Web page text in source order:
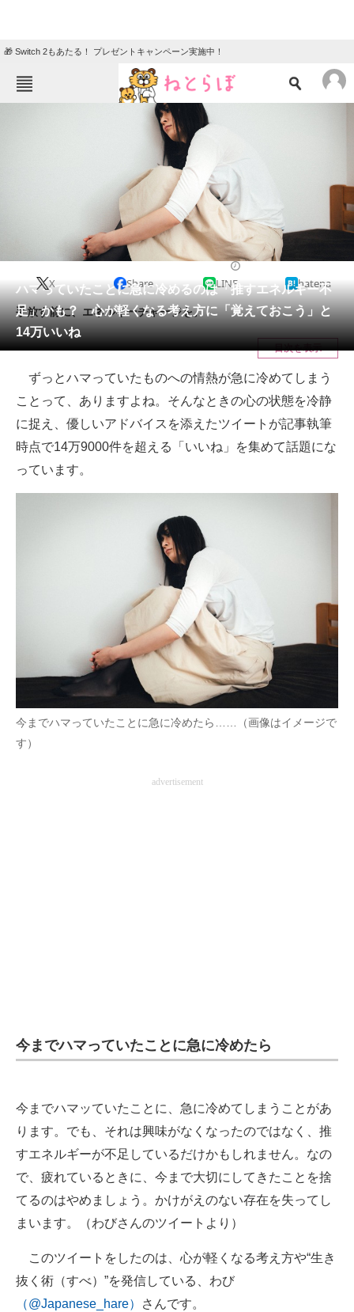
🎁 Switch 2もあたる！ プレゼントキャンペーン実施中！
ニュース
クイズ
教育・育児
リサーチ
会員記事
メディア
注目記事を集めた総合ページ
スマホと通信の最新トレンド
進化するPCとデバイスの未来
企業ITのトレンドを詳説
経営リーダーのコミュニティ
マーケ×ITの今がよく分かる
ITエンジニア向け専門サイト
企業向けIT製品の総合サイト
ハマっていたことに急に冷めるのは「推すエネルギー不
足」かも？ 心が軽くなる考え方に「覚えておこう」と
14万いいね
X Share LINE hatena
手放す前に、エネルギーチャージを。
目次を表示
ずっとハマっていたものへの情熱が急に冷めてしまう
ことって、ありますよね。そんなときの心の状態を冷静
に捉え、優しいアドバイスを添えたツイートが記事執筆
時点で14万9000件を超える「いいね」を集めて話題にな
っています。
今までハマっていたことに急に冷めたら……（画像はイメージで
す）
advertisement
今までハマっていたことに急に冷めたら
今までハマッていたことに、急に冷めてしまうことがあ
ります。でも、それは興味がなくなったのではなく、推
すエネルギーが不足しているだけかもしれません。なの
で、疲れているときに、今まで大切にしてきたことを捨
てるのはやめましょう。かけがえのない存在を失ってし
まいます。（わびさんのツイートより）
このツイートをしたのは、心が軽くなる考え方や“生き
抜く術（すべ）”を発信している、わび
（@Japanese_hare）
さんです。